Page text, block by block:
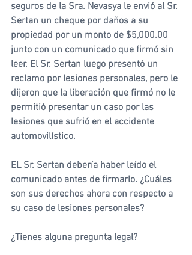
seguros de la Sra. Nevasya le envió al Sr.
Sertan un cheque por daños a su
propiedad por un monto de $5,000.00
junto con un comunicado que firmó sin
leer. El Sr. Sertan luego presentó un
reclamo por lesiones personales, pero le
dijeron que la liberación que firmó no le
permitió presentar un caso por las
lesiones que sufrió en el accidente
automovilístico.
EL Sr. Sertan debería haber leído el
comunicado antes de firmarlo. ¿Cuáles
son sus derechos ahora con respecto a
su caso de lesiones personales?
¿Tienes alguna pregunta legal?